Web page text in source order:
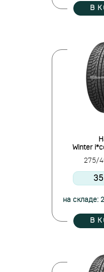
В
Winter
275/
на складе:
В